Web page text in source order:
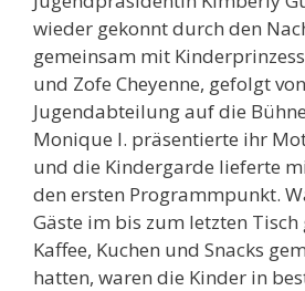
wieder gekonnt durch den
gemeinsam mit
und Zofe Cheyenne, gefolgt
Jugendabteilung auf die
Monique I. präsentierte ihr
und die Kindergarde lieferte
den ersten Programmpunkt.
Gäste im bis zum letzten
Kaffee, Kuchen und Snacks
hatten, waren die Kinder in